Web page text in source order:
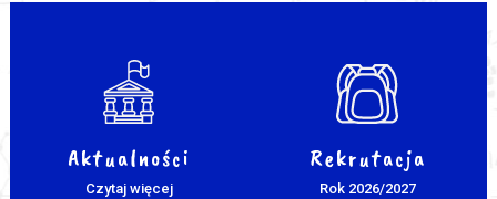
Aktualności
Czytaj więcej
Rekrutacja
Rok 2026/2027